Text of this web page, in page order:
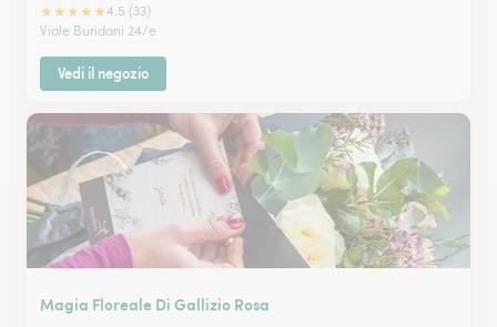
★★★★★4.5 (33)
Viale Buridani 24/e
Vedi il negozio
Magia Floreale Di Gallizio Rosa